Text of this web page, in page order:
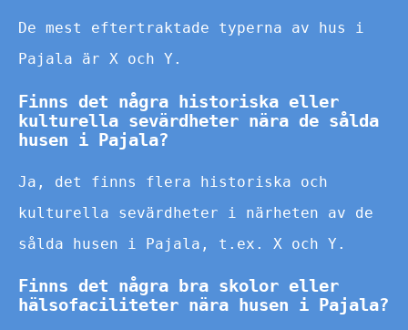
De mest eftertraktade typerna av hus i
Pajala är X och Y.
Finns det några historiska eller
kulturella sevärdheter nära de sålda
husen i Pajala?
Ja, det finns flera historiska och
kulturella sevärdheter i närheten av de
sålda husen i Pajala, t.ex. X och Y.
Finns det några bra skolor eller
hälsofaciliteter nära husen i Pajala?